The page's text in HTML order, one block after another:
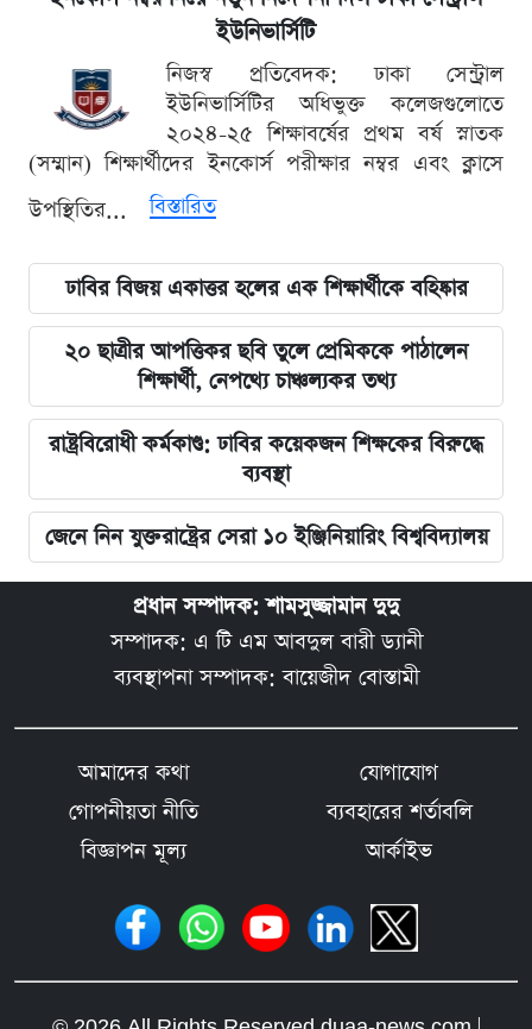
ইউনিভার্সিটি
নিজস্ব প্রতিবেদক: ঢাকা সেন্ট্রাল
ইউনিভার্সিটির অধিভুক্ত কলেজগুলোতে
২০২৪-২৫ শিক্ষাবর্ষের প্রথম বর্ষ স্নাতক
(সম্মান) শিক্ষার্থীদের ইনকোর্স পরীক্ষার নম্বর এবং ক্লাসে
উপস্থিতির...
বিস্তারিত
ঢাবির বিজয় একাত্তর হলের এক শিক্ষার্থীকে বহিষ্কার
২০ ছাত্রীর আপত্তিকর ছবি তুলে প্রেমিককে পাঠালেন
শিক্ষার্থী, নেপথ্যে চাঞ্চল্যকর তথ্য
রাষ্ট্রবিরোধী কর্মকাণ্ড: ঢাবির কয়েকজন শিক্ষকের বিরুদ্ধে
ব্যবস্থা
জেনে নিন যুক্তরাষ্ট্রের সেরা ১০ ইঞ্জিনিয়ারিং বিশ্ববিদ্যালয়
প্রধান সম্পাদক: শামসুজ্জামান দুদু
সম্পাদক: এ টি এম আবদুল বারী ড্যানী
ব্যবস্থাপনা সম্পাদক: বায়েজীদ বোস্তামী
আমাদের কথা
যোগাযোগ
গোপনীয়তা নীতি
ব্যবহারের শর্তাবলি
বিজ্ঞাপন মূল্য
আর্কাইভ